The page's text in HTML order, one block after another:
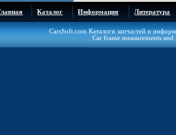
Каталог Информация Литература
CarsSoft.com Каталоги запчастей и
Car frame measurements